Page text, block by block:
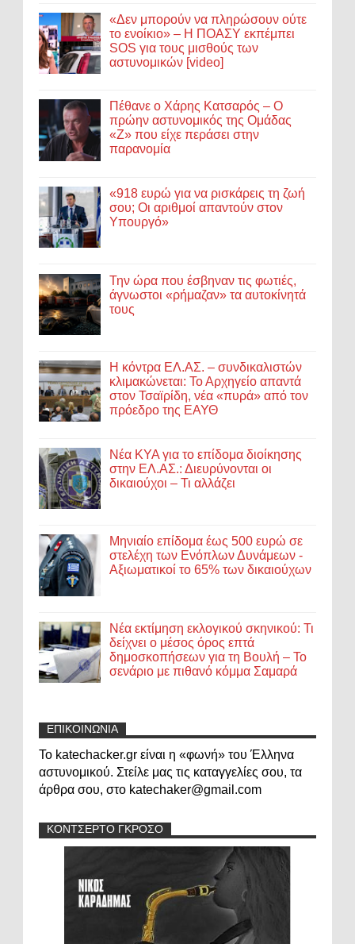
«Δεν μπορούν να πληρώσουν ούτε
το ενοίκιο» – Η ΠΟΑΣΥ εκπέμπει
SOS για τους μισθούς των
αστυνομικών [video]
Πέθανε ο Χάρης Κατσαρός – Ο
πρώην αστυνομικός της Ομάδας
«Ζ» που είχε περάσει στην
παρανομία
«918 ευρώ για να ρισκάρεις τη ζωή
σου; Οι αριθμοί απαντούν στον
Υπουργό»
Την ώρα που έσβηναν τις φωτιές,
άγνωστοι «ρήμαζαν» τα αυτοκίνητά
τους
Η κόντρα ΕΛ.ΑΣ. – συνδικαλιστών
κλιμακώνεται: Το Αρχηγείο απαντά
στον Τσαϊρίδη, νέα «πυρά» από τον
πρόεδρο της ΕΑΥΘ
Νέα ΚΥΑ για το επίδομα διοίκησης
στην ΕΛ.ΑΣ.: Διευρύνονται οι
δικαιούχοι – Τι αλλάζει
Μηνιαίο επίδομα έως 500 ευρώ σε
στελέχη των Ενόπλων Δυνάμεων -
Αξιωματικοί το 65% των δικαιούχων
Νέα εκτίμηση εκλογικού σκηνικού: Τι
δείχνει ο μέσος όρος επτά
δημοσκοπήσεων για τη Βουλή – Το
σενάριο με πιθανό κόμμα Σαμαρά
ΕΠΙΚΟΙΝΩΝΙΑ
Το katechacker.gr είναι η «φωνή» του Έλληνα
αστυνομικού. Στείλε μας τις καταγγελίες σου, τα
άρθρα σου, στο katechaker@gmail.com
ΚΟΝΤΣΕΡΤΟ ΓΚΡΟΣΟ